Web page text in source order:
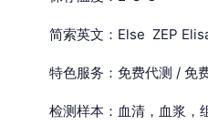
简索英文：Else ZEP
特色服务：免费代测 / 免
检测样本：血清，血浆，